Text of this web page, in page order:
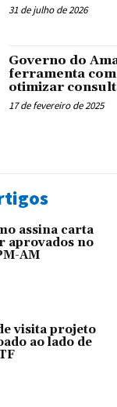
31 de julho de 2026
Governo do
ferramenta
otimizar
17 de fevereiro de 2025
assina carta
aprovados no
AM
visita projeto
ao lado de